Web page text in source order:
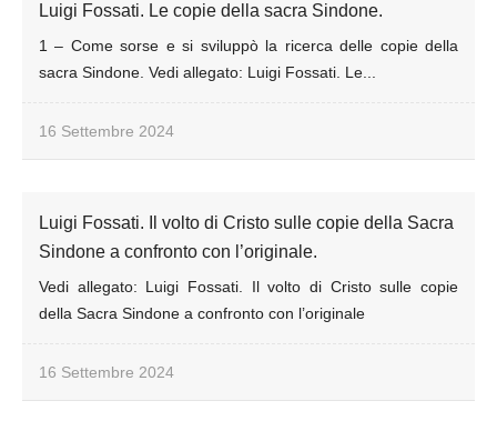
Luigi Fossati. Le copie della sacra Sindone.
1 – Come sorse e si sviluppò la ricerca delle copie della
sacra Sindone. Vedi allegato: Luigi Fossati. Le...
16 Settembre 2024
Luigi Fossati. Il volto di Cristo sulle copie della Sacra
Sindone a confronto con l’originale.
Vedi allegato: Luigi Fossati. Il volto di Cristo sulle copie
della Sacra Sindone a confronto con l’originale
16 Settembre 2024